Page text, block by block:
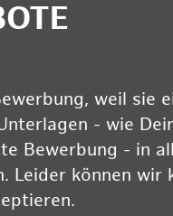
weil sie
- wie
Bewerbung - in
Leider können wir